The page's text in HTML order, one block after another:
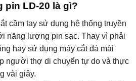
pin LD-20 là gì?
cầm tay sử dụng hệ thống truyền
năng lượng pin sạc. Thay vì phải
hay sử dụng máy cắt đá mài
người thợ di chuyển tự do và thực
vài giây.